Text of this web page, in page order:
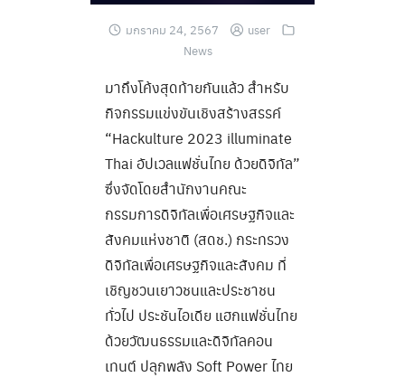
มกราคม 24, 2567
user
News
มาถึงโค้งสุดท้ายกันแล้ว สำหรับ
กิจกรรมแข่งขันเชิงสร้างสรรค์
“Hackulture 2023 illuminate
Thai อัปเวลแฟชั่นไทย ด้วยดิจิทัล”
ซึ่งจัดโดยสำนักงานคณะ
กรรมการดิจิทัลเพื่อเศรษฐกิจและ
สังคมแห่งชาติ (สดช.) กระทรวง
ดิจิทัลเพื่อเศรษฐกิจและสังคม ที่
เชิญชวนเยาวชนและประชาชน
ทั่วไป ประชันไอเดีย แฮกแฟชั่นไทย
ด้วยวัฒนธรรมและดิจิทัลคอน
เทนต์ ปลุกพลัง Soft Power ไทย